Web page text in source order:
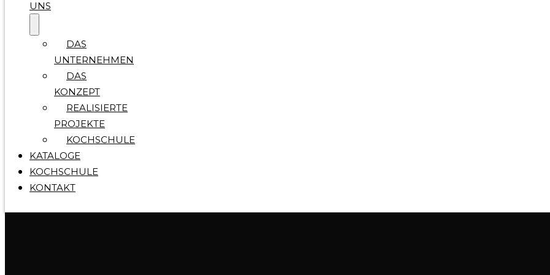
UNS
DAS
UNTERNEHMEN
DAS
KONZEPT
REALISIERTE
PROJEKTE
KOCHSCHULE
KATALOGE
KOCHSCHULE
KONTAKT